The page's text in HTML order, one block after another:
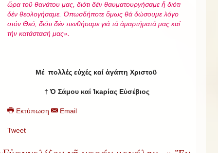
ὥρα τοῦ θανάτου μας, διότι δέν θαυματουργήσαμε ἤ διότι
δέν θεολογήσαμε. Ὁπωσδήποτε ὅμως θά δώσουμε λόγο
στόν Θεό, διότι δέν πενθήσαμε γιά τά ἁμαρτήματά μας καί
τήν κατάστασή μας».
Μέ πολλές εὐχές καί ἀγάπη Χριστοῦ
†Ὁ Σάμου καί Ἰκaρίας Εὐσέβιος
Εκτύπωση Email
Tweet